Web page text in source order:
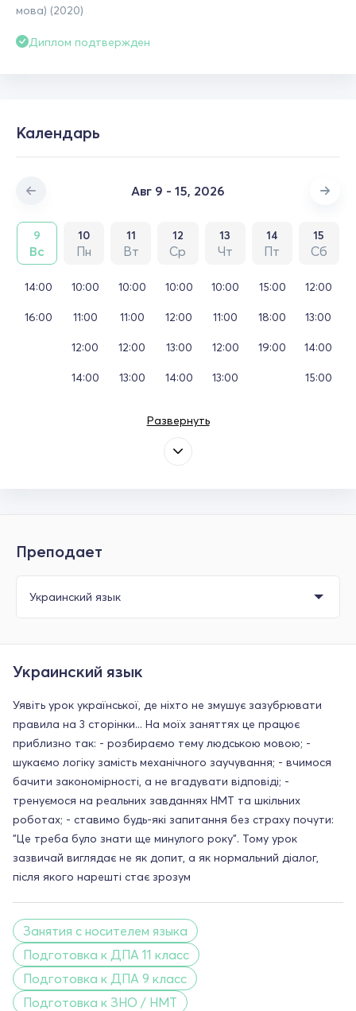
мова) (2020)
Диплом подтвержден
Календарь
Авг 9 - 15, 2026
9
Вс
10
Пн
11
Вт
12
Ср
13
Чт
14
Пт
15
Сб
14:00
16:00
10:00
11:00
12:00
14:00
10:00
11:00
12:00
13:00
10:00
12:00
13:00
14:00
10:00
11:00
12:00
13:00
15:00
18:00
19:00
12:00
13:00
14:00
15:00
Развернуть
Преподает
Украинский язык
Уявіть урок української, де ніхто не змушує зазубрювати
правила на 3 сторінки... На моїх заняттях це працює
приблизно так: - розбираємо тему людською мовою; -
шукаємо логіку замість механічного заучування; - вчимося
бачити закономірності, а не вгадувати відповіді; -
тренуємося на реальних завданнях НМТ та шкільних
роботах; - ставимо будь-які запитання без страху почути:
"Це треба було знати ще минулого року". Тому урок
зазвичай виглядає не як допит, а як нормальний діалог,
після якого нарешті стає зрозум
Занятия с носителем языка
Подготовка к ДПА 11 класс
Подготовка к ДПА 9 класс
Подготовка к ЗНО / НМТ